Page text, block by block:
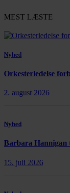
MEST LÆSTE
Nyhed
Orkesterledelse
2. august 2026
Nyhed
Barbara Hannigan
15. juli 2026